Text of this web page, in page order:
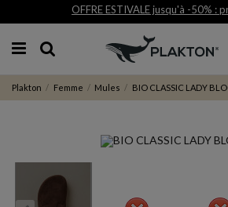
OFFRE ESTIVALE jusqu'à -50% : profitez
Plakton Femme Mules BIO CLASSIC LADY